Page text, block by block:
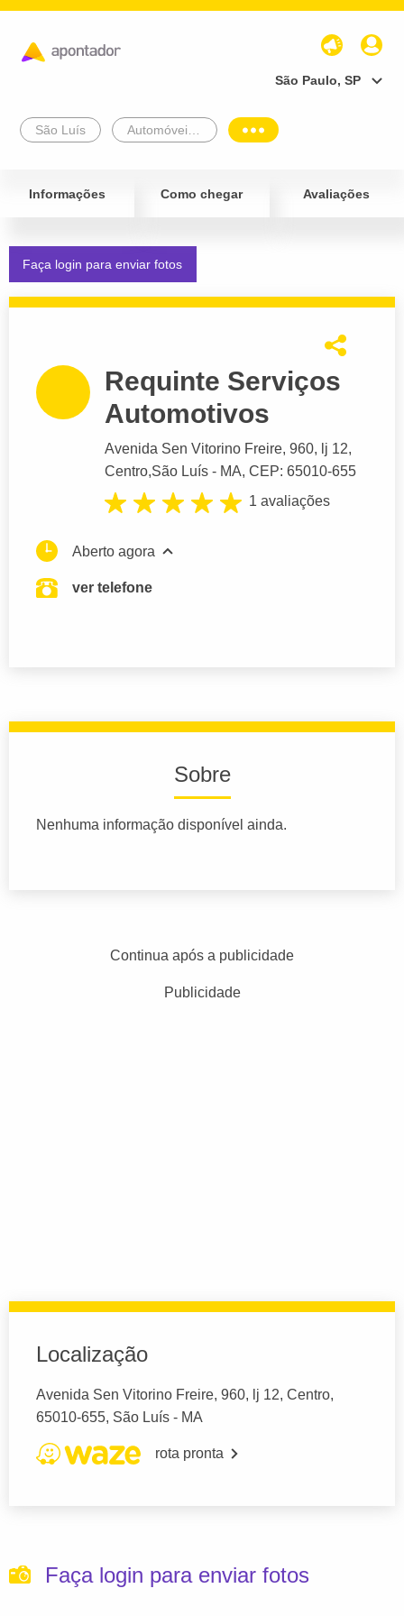
São Paulo, SP
São Luís
Informações Como chegar Avaliações
Faça login para enviar fotos
Requinte Serviços
Automotivos
Avenida Sen Vitorino Freire, 960, lj 12,
Centro,São Luís - MA, CEP: 65010-655
1 avaliações
Aberto agora
ver telefone
Sobre
Nenhuma informação disponível ainda.
Continua após a publicidade
Publicidade
Localização
Avenida Sen Vitorino Freire, 960, lj 12, Centro,
65010-655, São Luís - MA
rota pronta
Faça login para enviar fotos